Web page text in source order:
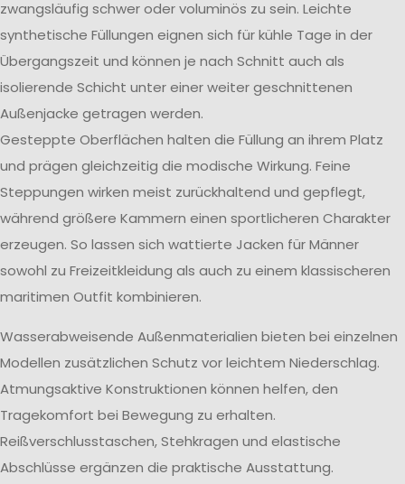
zwangsläufig schwer oder voluminös zu sein. Leichte
synthetische Füllungen eignen sich für kühle Tage in der
Übergangszeit und können je nach Schnitt auch als
isolierende Schicht unter einer weiter geschnittenen
Außenjacke getragen werden.
Gesteppte Oberflächen halten die Füllung an ihrem Platz
und prägen gleichzeitig die modische Wirkung. Feine
Steppungen wirken meist zurückhaltend und gepflegt,
während größere Kammern einen sportlicheren Charakter
erzeugen. So lassen sich wattierte Jacken für Männer
sowohl zu Freizeitkleidung als auch zu einem klassischeren
maritimen Outfit kombinieren.
Wasserabweisende Außenmaterialien bieten bei einzelnen
Modellen zusätzlichen Schutz vor leichtem Niederschlag.
Atmungsaktive Konstruktionen können helfen, den
Tragekomfort bei Bewegung zu erhalten.
Reißverschlusstaschen, Stehkragen und elastische
Abschlüsse ergänzen die praktische Ausstattung.